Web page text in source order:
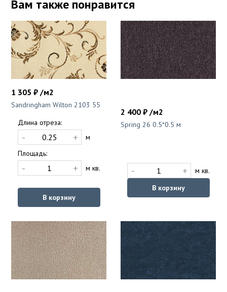
Вам также понравится
1 305 ₽ /м2
Sandringham Wilton 2103 55
Длина отреза:
- +
м
Площадь:
- + м кв.
В корзину
2 400 ₽ /м2
Spring 26 0.5*0.5 м
- +
м кв.
В корзину